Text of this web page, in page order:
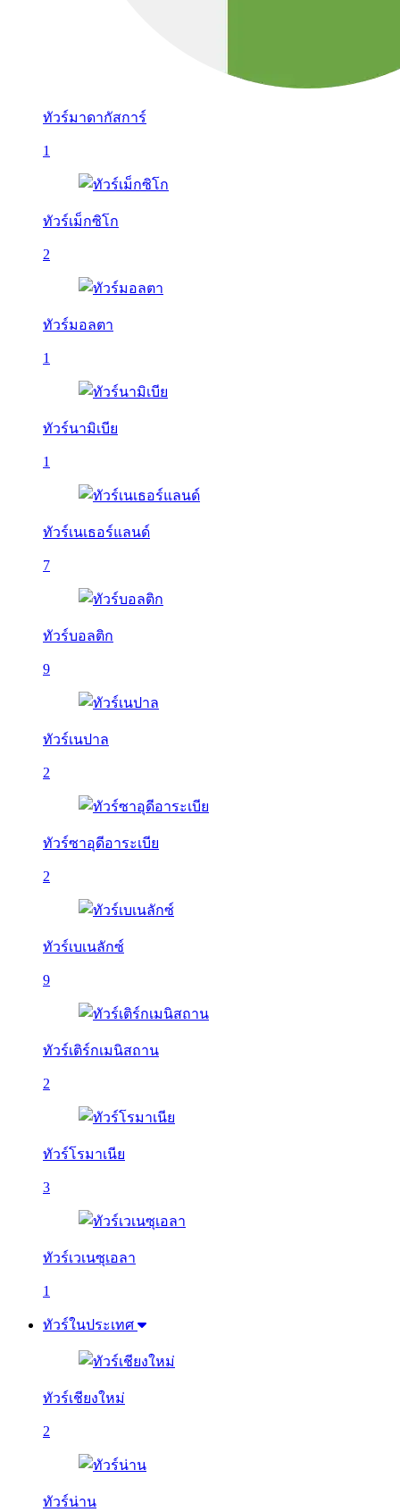
ทัวร์มาดากัสการ์
1
ทัวร์เม็กซิโก
2
ทัวร์มอลตา
1
ทัวร์นามิเบีย
1
ทัวร์เนเธอร์แลนด์
7
ทัวร์บอลติก
9
ทัวร์เนปาล
2
ทัวร์ซาอุดีอาระเบีย
2
ทัวร์เบเนลักซ์
9
ทัวร์เติร์กเมนิสถาน
2
ทัวร์โรมาเนีย
3
ทัวร์เวเนซุเอลา
1
ทัวร์ในประเทศ
ทัวร์เชียงใหม่
2
ทัวร์น่าน